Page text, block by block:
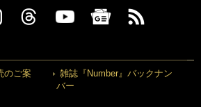
のご案
雑誌『Number』バックナン
バー